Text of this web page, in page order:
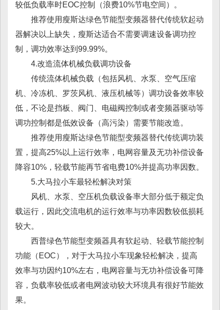
较低负载率时EOC控制（浪费10%节电空间）。
推荐使用瘦斯达绿色节能型变频器替代传统软起动
器解决以上缺失，瘦斯达适合不需要调速设备调功控
制，调功效率达到99.99%。
4.改造流体机械负载调功设备
传统流体机械负载（包括风机、水泵、空气压缩
机、冷冻机、罗茨风机、液压机械等）调功设备效率较
低，不论是挡板、阀门、电磁阀控制或者变频器驱动等
调功控制都是低效设备（高污染）需要节能改造。
推荐使用瘦斯达绿色节能型变频器替代传统调功装
置，提高25%以上运行效率，电网容量及无功补偿设备
降容10%，轻载节能再节省电费10%并提高功率因数。
5.大马拉小车最轻松解决对策
风机、水泵、空压机负载设备率大部分低于额定负
载运行，因此交流电机的运行效率与功率因数较低损耗
较大。
西普绿色节能型变频器具有软起动、轻载节能控制
功能（EOC），对于大马拉小车现象轻松解决，提高
效率与功因约10%左右，电网容量与无功补偿设备可降
容，负载率较低或者电网波动较大环境具有很好节能效
果。